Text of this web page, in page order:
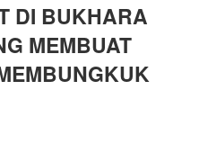
DI BUKHARA
MEMBUAT